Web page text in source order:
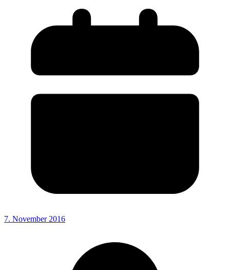
7. November 2016